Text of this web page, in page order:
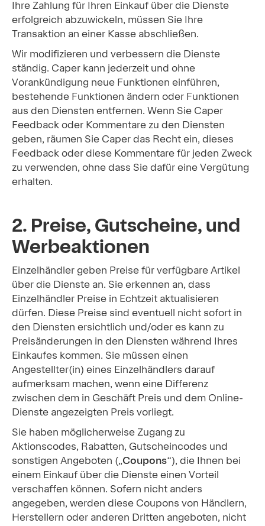
Ihre Zahlung für Ihren Einkauf über die Dienste
erfolgreich abzuwickeln, müssen Sie Ihre
Transaktion an einer Kasse abschließen.
Wir modifizieren und verbessern die Dienste
ständig. Caper kann jederzeit und ohne
Vorankündigung neue Funktionen einführen,
bestehende Funktionen ändern oder Funktionen
aus den Diensten entfernen. Wenn Sie Caper
Feedback oder Kommentare zu den Diensten
geben, räumen Sie Caper das Recht ein, dieses
Feedback oder diese Kommentare für jeden Zweck
zu verwenden, ohne dass Sie dafür eine Vergütung
erhalten.
2. Preise, Gutscheine, und
Werbeaktionen
Einzelhändler geben Preise für verfügbare Artikel
über die Dienste an. Sie erkennen an, dass
Einzelhändler Preise in Echtzeit aktualisieren
dürfen. Diese Preise sind eventuell nicht sofort in
den Diensten ersichtlich und/oder es kann zu
Preisänderungen in den Diensten während Ihres
Einkaufes kommen. Sie müssen einen
Angestellter(in) eines Einzelhändlers darauf
aufmerksam machen, wenn eine Differenz
zwischen dem in Geschäft Preis und dem Online-
Dienste angezeigten Preis vorliegt.
Sie haben möglicherweise Zugang zu
Aktionscodes, Rabatten, Gutscheincodes und
sonstigen Angeboten („Coupons“), die Ihnen bei
einem Einkauf über die Dienste einen Vorteil
verschaffen können. Sofern nicht anders
angegeben, werden diese Coupons von Händlern,
Herstellern oder anderen Dritten angeboten, nicht